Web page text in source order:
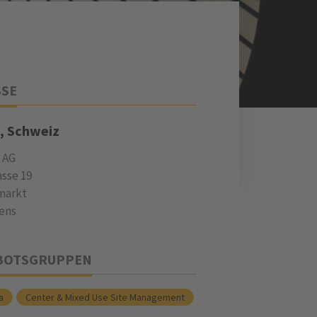
Schweiz
19
Center & Mixed Use Site Management